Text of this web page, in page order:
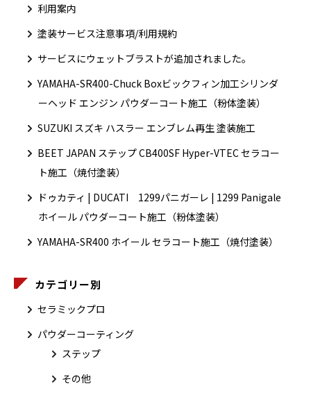
利用案内
塗装サービス注意事項/利用規約
サービスにウェットブラストが追加されました。
YAMAHA-SR400-Chuck Boxビックフィン加工シリンダ
ーヘッド エンジン パウダーコート施工（粉体塗装）
SUZUKI スズキ ハスラー エンブレム再生 塗装施工
BEET JAPAN ステップ CB400SF Hyper-VTEC セラコー
ト施工（焼付塗装）
ドゥカティ | DUCATI 1299パニガーレ | 1299 Panigale
ホイール パウダーコート施工（粉体塗装）
YAMAHA-SR400 ホイール セラコート施工（焼付塗装）
カテゴリー別
セラミックプロ
パウダーコーティング
ステップ
その他